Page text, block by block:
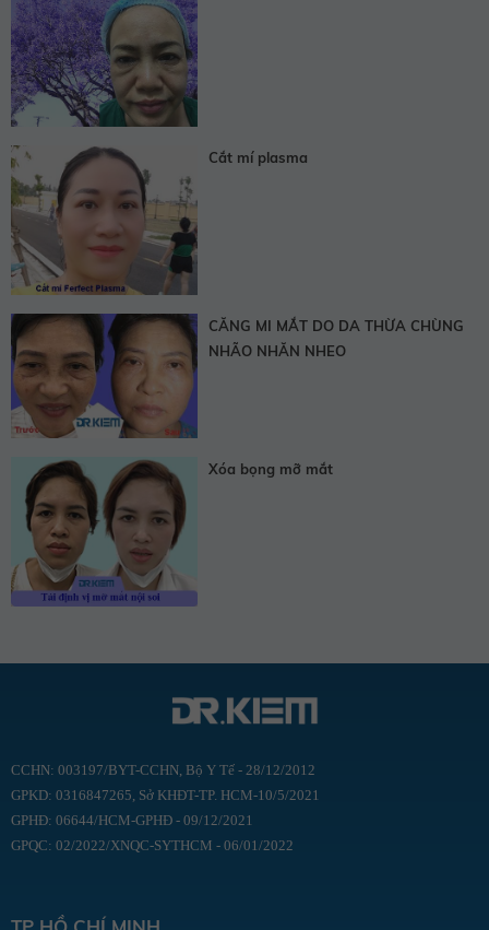
Cắt mí plasma
CĂNG MI MẮT DO DA THỪA CHÙNG
NHÃO NHĂN NHEO
Xóa bọng mỡ mắt
CCHN: 003197/BYT-CCHN, Bộ Y Tế - 28/12/2012
GPKD: 0316847265, Sở KHĐT-TP. HCM-10/5/2021
GPHĐ: 06644/HCM-GPHĐ - 09/12/2021
GPQC: 02/2022/XNQC-SYTHCM - 06/01/2022